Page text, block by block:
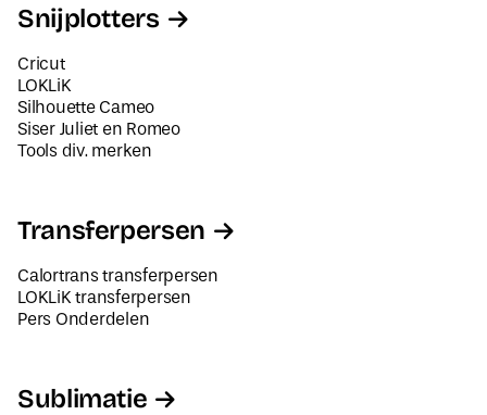
Snijplotters
Cricut
LOKLiK
Silhouette Cameo
Siser Juliet en Romeo
Tools div. merken
Transferpersen
Calortrans transferpersen
LOKLiK transferpersen
Pers Onderdelen
Sublimatie